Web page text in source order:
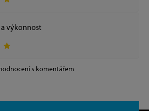
výkonnost
s komentářem